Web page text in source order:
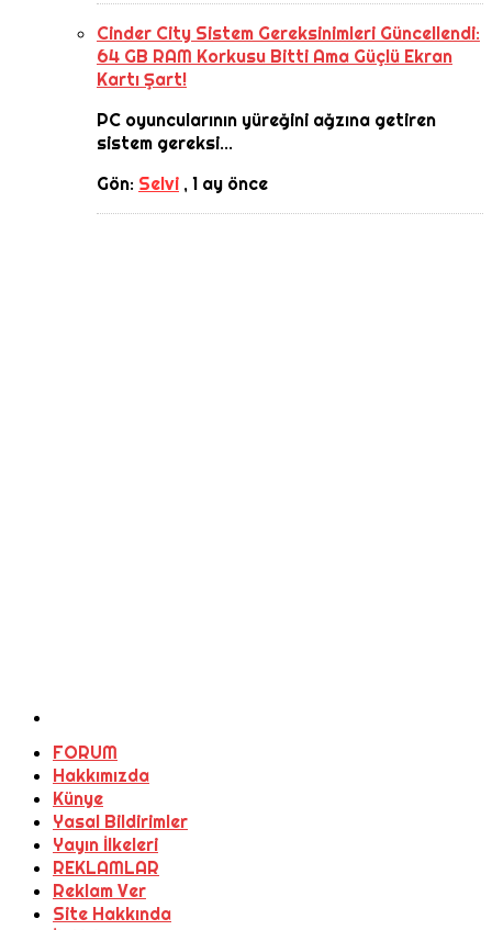
Cinder City Sistem Gereksinimleri Güncellendi:
64 GB RAM Korkusu Bitti Ama Güçlü Ekran
Kartı Şart!
PC oyuncularının yüreğini ağzına getiren
sistem gereksi...
Gön: Selvi ,1 ay önce
FORUM
Hakkımızda
Künye
Yasal Bildirimler
Yayın İlkeleri
REKLAMLAR
Reklam Ver
Site Hakkında